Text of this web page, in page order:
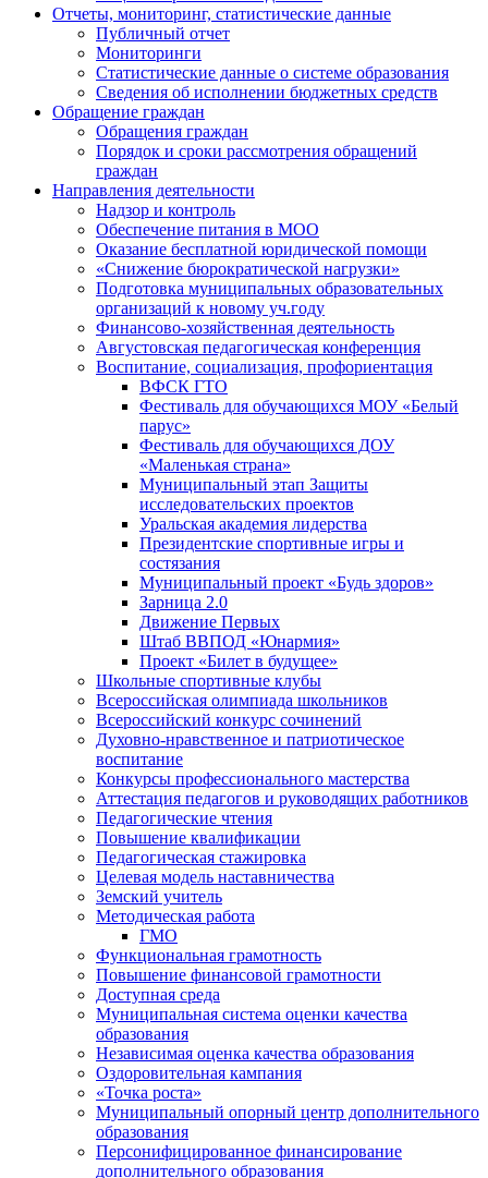
Отчеты, мониторинг, статистические данные
Публичный отчет
Мониторинги
Статистические данные о системе образования
Сведения об исполнении бюджетных средств
Обращение граждан
Обращения граждан
Порядок и сроки рассмотрения обращений
граждан
Направления деятельности
Надзор и контроль
Обеспечение питания в МОО
Оказание бесплатной юридической помощи
«Снижение бюрократической нагрузки»
Подготовка муниципальных образовательных
организаций к новому уч.году
Финансово-хозяйственная деятельность
Августовская педагогическая конференция
Воспитание, социализация, профориентация
ВФСК ГТО
Фестиваль для обучающихся МОУ «Белый
парус»
Фестиваль для обучающихся ДОУ
«Маленькая страна»
Муниципальный этап Защиты
исследовательских проектов
Уральская академия лидерства
Президентские спортивные игры и
состязания
Муниципальный проект «Будь здоров»
Зарница 2.0
Движение Первых
Штаб ВВПОД «Юнармия»
Проект «Билет в будущее»
Школьные спортивные клубы
Всероссийская олимпиада школьников
Всероссийский конкурс сочинений
Духовно-нравственное и патриотическое
воспитание
Конкурсы профессионального мастерства
Аттестация педагогов и руководящих работников
Педагогические чтения
Повышение квалификации
Педагогическая стажировка
Целевая модель наставничества
Земский учитель
Методическая работа
ГМО
Функциональная грамотность
Повышение финансовой грамотности
Доступная среда
Муниципальная система оценки качества
образования
Независимая оценка качества образования
Оздоровительная кампания
«Точка роста»
Муниципальный опорный центр дополнительного
образования
Персонифицированное финансирование
дополнительного образования